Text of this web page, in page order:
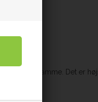
med det samme. Det er